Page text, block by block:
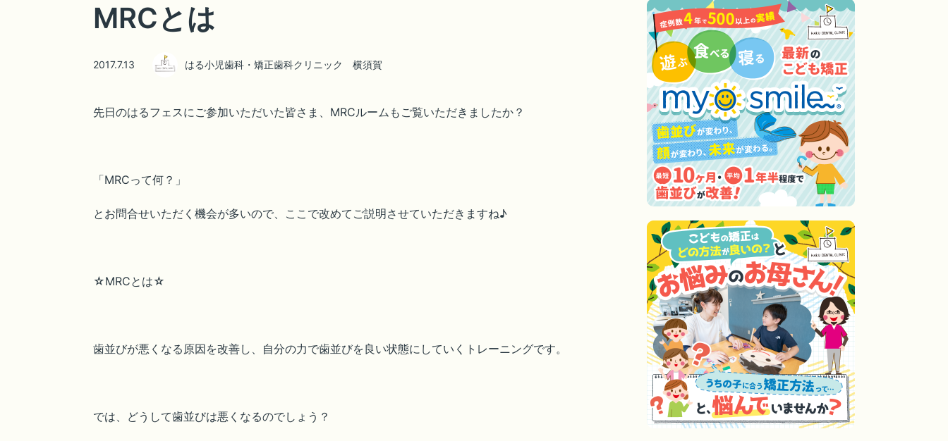
MRCとは
2017.7.13 はる小児歯科・矯正歯科クリニック 横須賀
先日のはるフェスにご参加いただいた皆さま、MRCルームもご覧いただきましたか？
「MRCって何？」
とお問合せいただく機会が多いので、ここで改めてご説明させていただきますね♪
☆MRCとは☆
歯並びが悪くなる原因を改善し、自分の力で歯並びを良い状態にしていくトレーニングです。
では、どうして歯並びは悪くなるのでしょう？